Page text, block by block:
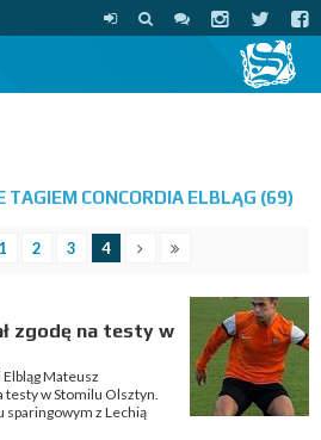
TAGIEM CONCORDIA ELBLĄG (69)
1 2 3 4
zgodę na testy w
Mateusz
testy w Stomilu Olsztyn.
sparingowym z Lechią